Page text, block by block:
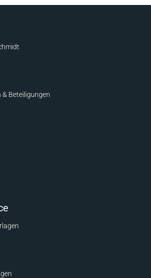
Beteiligungen